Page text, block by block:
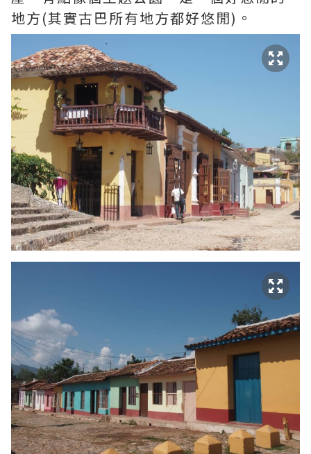
地方(其實古巴所有地方都好悠閒)。